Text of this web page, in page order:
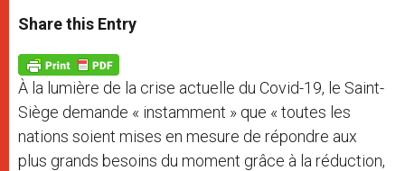
t
s
p
p
s
e
g
e
r
e
b
o
k
Share this Entry
À la lumière de la crise actuelle du Covid-19, le Saint-
Siège demande « instamment » que « toutes les
nations soient mises en mesure de répondre aux
plus grands besoins du moment grâce à la réduction,